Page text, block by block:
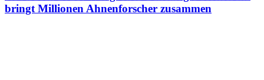
bringt Millionen Ahnenforscher zusammen